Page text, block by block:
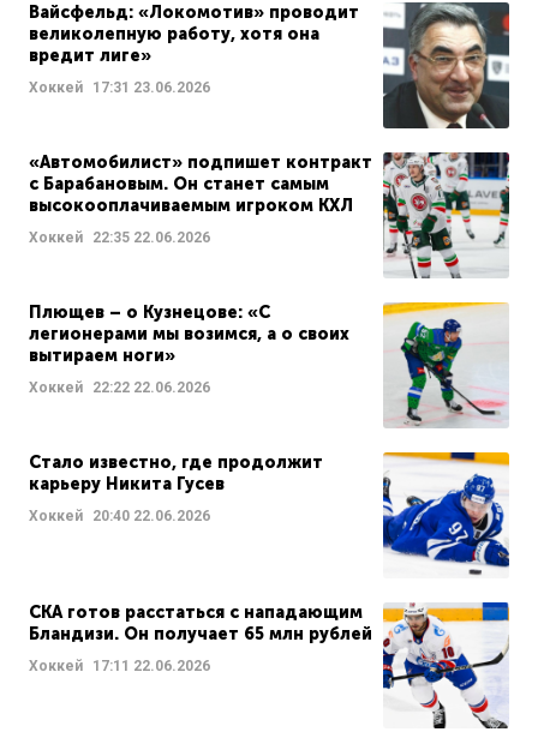
Вайсфельд: «Локомотив» проводит
великолепную работу, хотя она
вредит лиге»
Хоккей 17:31 23.06.2026
«Автомобилист» подпишет контракт
с Барабановым. Он станет самым
высокооплачиваемым игроком КХЛ
Хоккей 22:35 22.06.2026
Плющев – о Кузнецове: «С
легионерами мы возимся, а о своих
вытираем ноги»
Хоккей 22:22 22.06.2026
Стало известно, где продолжит
карьеру Никита Гусев
Хоккей 20:40 22.06.2026
СКА готов расстаться с нападающим
Бландизи. Он получает 65 млн рублей
Хоккей 17:11 22.06.2026